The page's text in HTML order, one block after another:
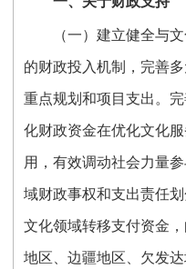
（一）建立健全与
的财政投入机制，完善
重点规划和项目支出。
化财政资金在优化文化
用，有效调动社会力量
域财政事权和支出责任
文化领域转移支付资金
地区、边疆地区、欠发